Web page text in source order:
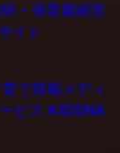
- 保育園経営
イト
て情報メディ
ビス KIDSNA